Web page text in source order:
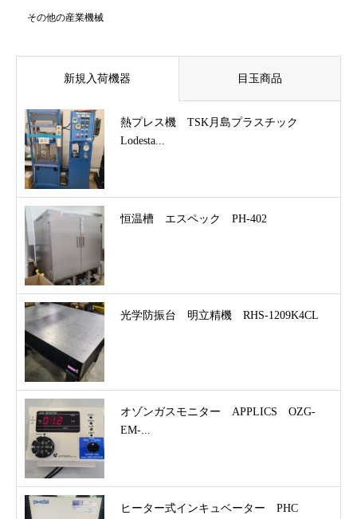
その他の産業機械
新規入荷機器 目玉商品
熱プレス機 TSK月島プラスチック
Lodesta...
恒温槽 エスペック PH-402
光学防振台 明立精機 RHS-1209K4CL
オゾンガスモニター APPLICS OZG-
EM-...
ヒーター式インキュベーター PHC